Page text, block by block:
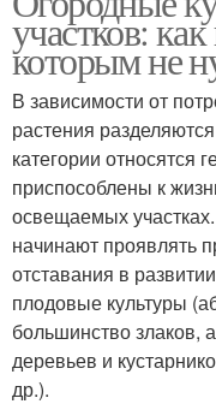
участков:
которым не
В зависимости от
растения
категории относятся
приспособлены к
освещаемых
начинают проявлять
отставания в
плодовые культуры
большинство злаков,
деревьев и
др.).